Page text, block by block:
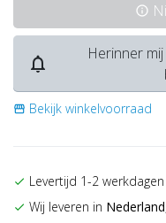
info
notifications_none
Herinner
storefront Bekijk winkelvoorraad
check Levertijd 1-2 werkdagen
check Wij leveren in Nederland